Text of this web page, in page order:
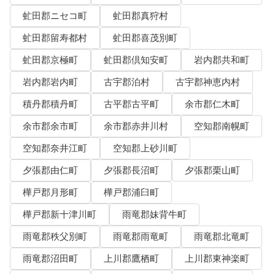
虻田郡ニセコ町
虻田郡真狩村
虻田郡留寿都村
虻田郡喜茂別町
虻田郡京極町
虻田郡倶知安町
岩内郡共和町
岩内郡岩内町
古宇郡泊村
古宇郡神恵内村
積丹郡積丹町
古平郡古平町
余市郡仁木町
余市郡余市町
余市郡赤井川村
空知郡南幌町
空知郡奈井江町
空知郡上砂川町
夕張郡由仁町
夕張郡長沼町
夕張郡栗山町
樺戸郡月形町
樺戸郡浦臼町
樺戸郡新十津川町
雨竜郡妹背牛町
雨竜郡秩父別町
雨竜郡雨竜町
雨竜郡北竜町
雨竜郡沼田町
上川郡鷹栖町
上川郡東神楽町